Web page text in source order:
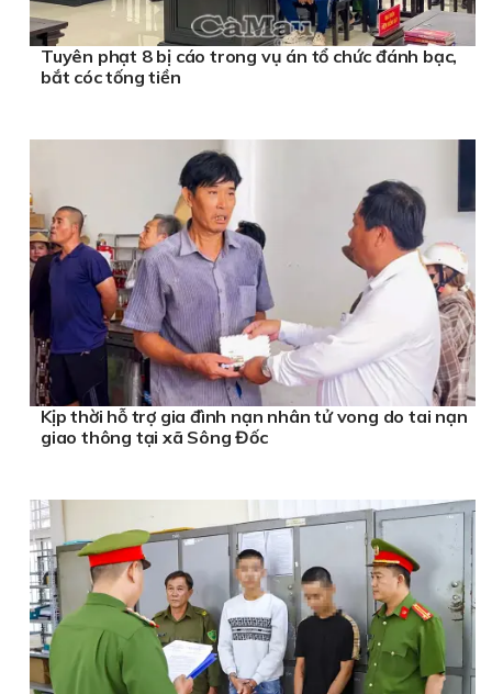
Tuyên phạt 8 bị cáo trong vụ án tổ chức đánh bạc,
bắt cóc tống tiền
Kịp thời hỗ trợ gia đình nạn nhân tử vong do tai nạn
giao thông tại xã Sông Đốc